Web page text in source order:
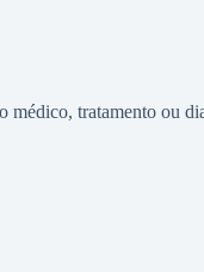
médico, tratamento ou